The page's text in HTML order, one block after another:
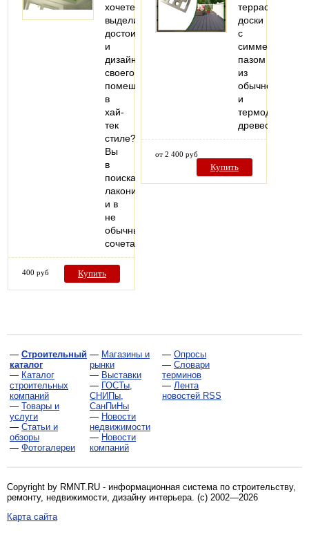
хочете
выделить
достоинства
и
дизайн
своего
помещения
в
хай-
тек
стиле?
Вы
в
поисках
лаконичности
и в
не
обычных
сочетанииматериалов?…
400 руб Купить
террасной
доски
с
симметричным
пазом
из
обычной
и
древесины.
от 2 400 руб
Купить
— Строительный
каталог
— Каталог
строительных
компаний
— Товары и
услуги
— Статьи и
обзоры
— Фотогалереи
— Магазины и
рынки
— Выставки
— ГОСТы,
СНИПы,
СанПиНы
— Новости
недвижимости
— Новости
компаний
— Опросы
— Словари
терминов
— Лента
новостей RSS
Copyright by RMNT.RU - информационная система по строительству,
ремонту, недвижимости, дизайну интерьера. (c) 2002—2026
Карта сайта